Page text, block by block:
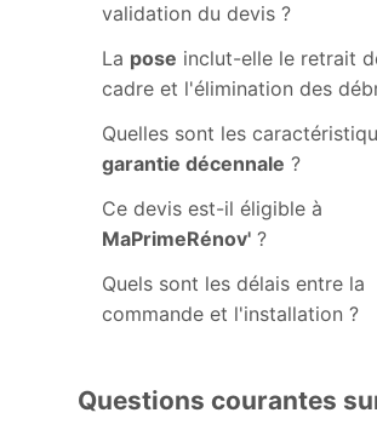
validation du devis ?
La pose inclut-elle le retrait
cadre et l'élimination des
Quelles sont les
garantie décennale ?
Ce devis est-il éligible à
MaPrimeRénov' ?
Quels sont les délais entre la
commande et l'installation ?
Questions courantes